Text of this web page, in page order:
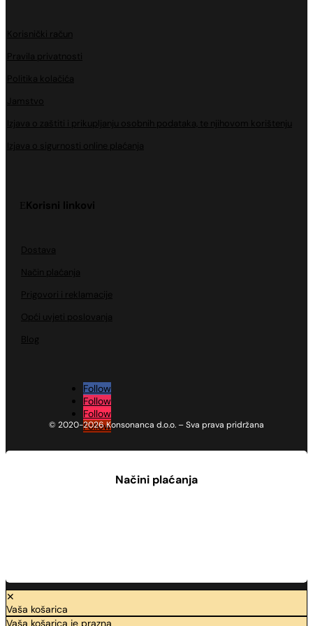
Korisnički račun
Pravila privatnosti
Politika kolačića
Jamstvo
Izjava o zaštiti i prikupljanju osobnih podataka, te njihovom korištenju
Izjava o sigurnosti online plaćanja
Korisni linkovi
Dostava
Način plaćanja
Prigovori i reklamacije
Opći uvjeti poslovanja
Blog
Follow
Follow
Follow
Follow
© 2020-2026 Konsonanca d.o.o. – Sva prava pridržana
Načini plaćanja
✕
Vaša košarica
Vaša košarica je prazna